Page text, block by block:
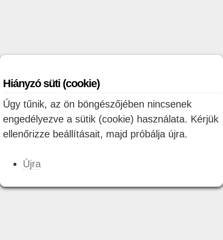
Hiányzó süti (cookie)
Úgy tűnik, az ön böngészőjében nincsenek
engedélyezve a sütik (cookie) használata. Kérjük
ellenőrizze beállításait, majd próbálja újra.
Újra